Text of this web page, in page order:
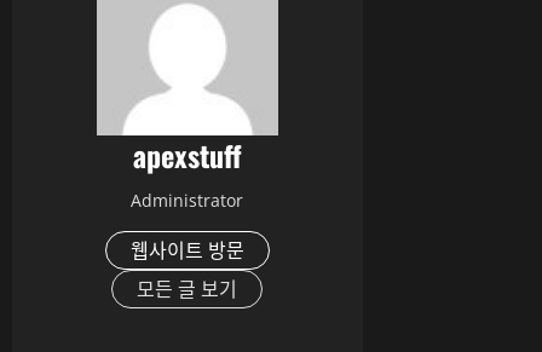
apexstuff
Administrator
웹사이트 방문
모든 글 보기